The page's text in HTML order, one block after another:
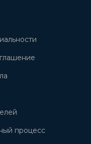
процесс